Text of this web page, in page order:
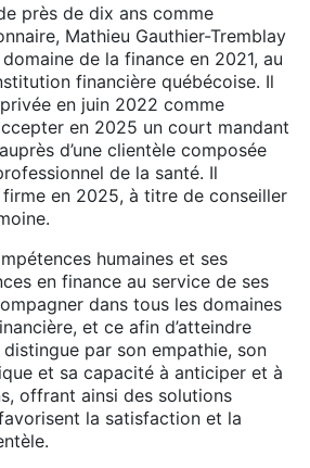
près de dix ans comme
Mathieu Gauthier-Tremblay
de la finance en 2021, au
financière québécoise. Il
en juin 2022 comme
en 2025 un court mandant
d’une clientèle composée
de la santé. Il
en 2025, à titre de conseiller
humaines et ses
en finance au service de ses
dans tous les domaines
et ce afin d’atteindre
par son empathie, son
et sa capacité à anticiper et à
offrant ainsi des solutions
la satisfaction et la